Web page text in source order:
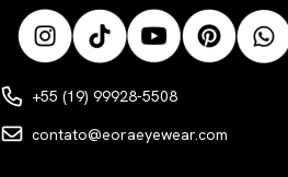
+55 (19) 99928-5508
contato@eoraeyewear.com